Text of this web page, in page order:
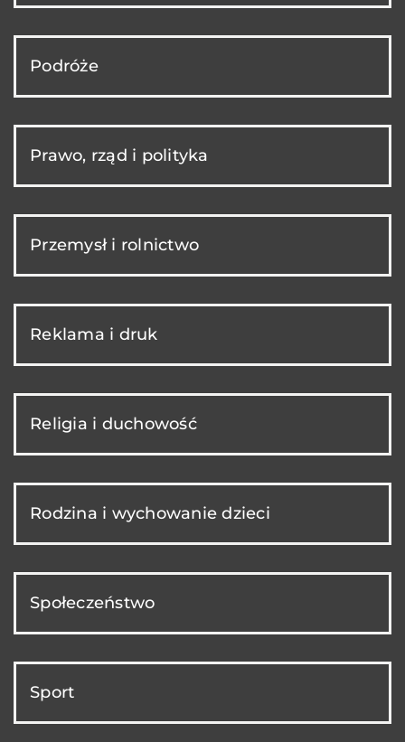
Podróże
Prawo, rząd i polityka
Przemysł i rolnictwo
Reklama i druk
Religia i duchowość
Rodzina i wychowanie dzieci
Społeczeństwo
Sport